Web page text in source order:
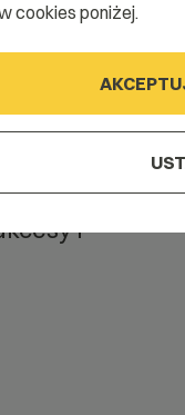
i
cookies poniżej.